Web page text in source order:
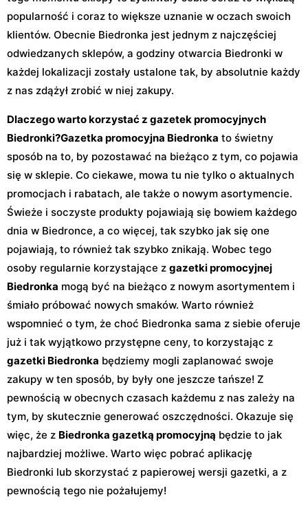
popularność i coraz to większe uznanie w oczach swoich
klientów. Obecnie Biedronka jest jednym z najczęściej
odwiedzanych sklepów, a godziny otwarcia Biedronki w
każdej lokalizacji zostały ustalone tak, by absolutnie każdy
z nas zdążył zrobić w niej zakupy.
Dlaczego warto korzystać z gazetek promocyjnych
Biedronki?Gazetka promocyjna Biedronka to świetny
sposób na to, by pozostawać na bieżąco z tym, co pojawia
się w sklepie. Co ciekawe, mowa tu nie tylko o aktualnych
promocjach i rabatach, ale także o nowym asortymencie.
Świeże i soczyste produkty pojawiają się bowiem każdego
dnia w Biedronce, a co więcej, tak szybko jak się one
pojawiają, to również tak szybko znikają. Wobec tego
osoby regularnie korzystające z gazetki promocyjnej
Biedronka mogą być na bieżąco z nowym asortymentem i
śmiało próbować nowych smaków. Warto również
wspomnieć o tym, że choć Biedronka sama z siebie oferuje
już i tak wyjątkowo przystępne ceny, to korzystając z
gazetki Biedronka będziemy mogli zaplanować swoje
zakupy w ten sposób, by były one jeszcze tańsze! Z
pewnością w obecnych czasach każdemu z nas zależy na
tym, by skutecznie generować oszczędności. Okazuje się
więc, że z Biedronka gazetką promocyjną będzie to jak
najbardziej możliwe. Warto więc pobrać aplikację
Biedronki lub skorzystać z papierowej wersji gazetki, a z
pewnością tego nie pożałujemy!